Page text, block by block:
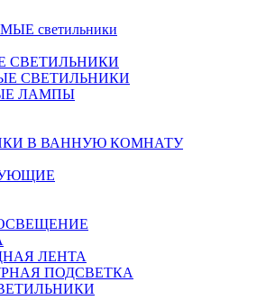
светильники
СВЕТИЛЬНИКИ
СВЕТИЛЬНИКИ
ЛАМПЫ
В ВАННУЮ КОМНАТУ
ЛЕНТА
ПОДСВЕТКА